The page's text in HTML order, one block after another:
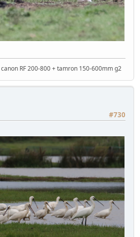
RF 200-800 + tamron 150-600mm g2
#730